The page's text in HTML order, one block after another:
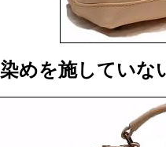
染めを施していな